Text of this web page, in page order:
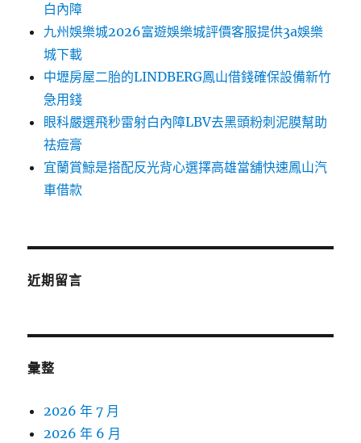
白內障
九州娛樂城2026富遊娛樂城評價客服提供3a娛樂
城下載
中壢房屋二胎的LINDBERG鳳山借錢確保設備新竹
急用錢
眼科嚴選飛秒雷射白內障LBV去黑頭粉刺泥膜幫助
祛痘膏
宜蘭賞鯨是搭配反光背心選擇高雄當舖快速鳳山汽
車借款
近期留言
彙整
2026 年 7 月
2026 年 6 月